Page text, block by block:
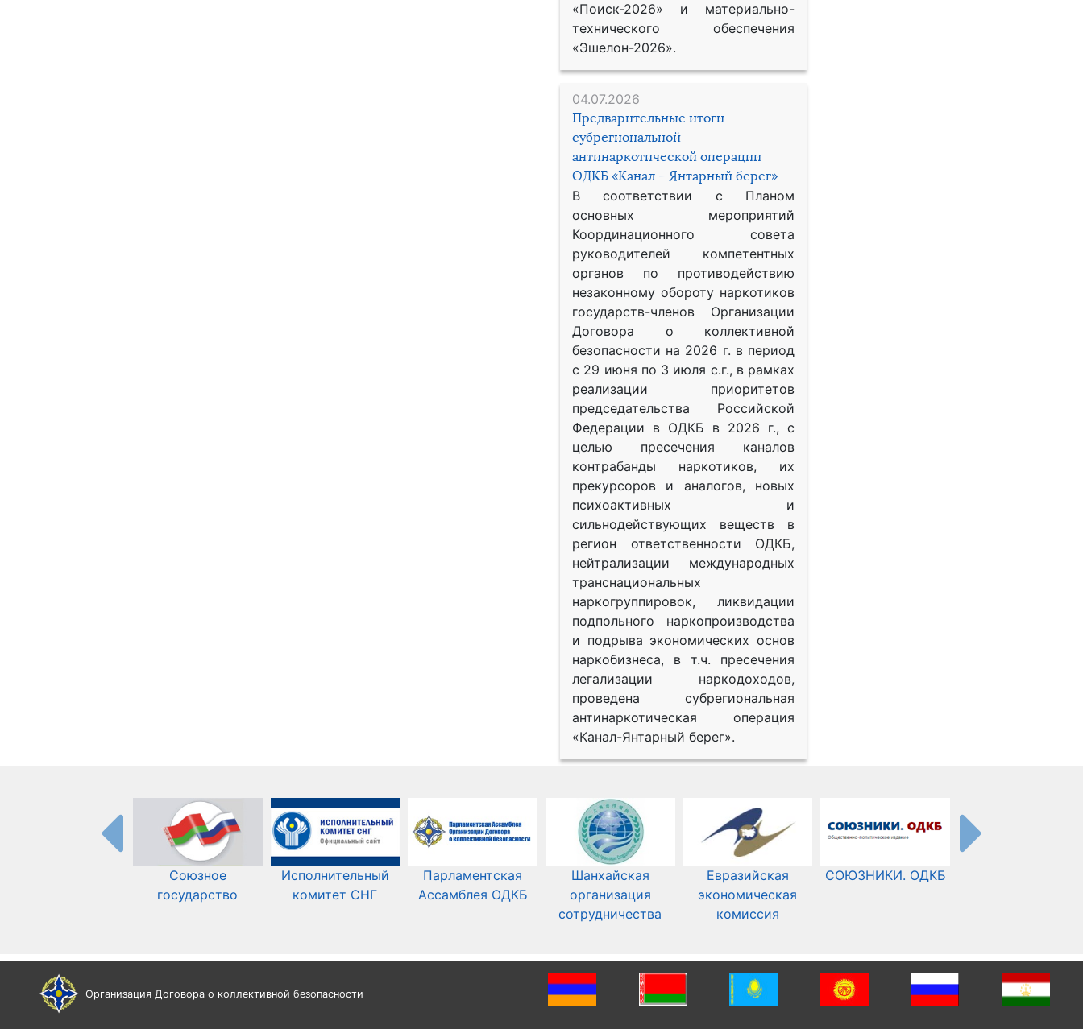
«Поиск-2026» и материально-
технического обеспечения
«Эшелон-2026».
04.07.2026
Предварительные итоги
субрегиональной
антинаркотической операции
ОДКБ «Канал – Янтарный берег»
В соответствии с Планом
основных мероприятий
Координационного совета
руководителей компетентных
органов по противодействию
незаконному обороту наркотиков
государств-членов Организации
Договора о коллективной
безопасности на 2026 г. в период
с 29 июня по 3 июля с.г., в рамках
реализации приоритетов
председательства Российской
Федерации в ОДКБ в 2026 г., с
целью пресечения каналов
контрабанды наркотиков, их
прекурсоров и аналогов, новых
психоактивных и
сильнодействующих веществ в
регион ответственности ОДКБ,
нейтрализации международных
транснациональных
наркогруппировок, ликвидации
подпольного наркопроизводства
и подрыва экономических основ
наркобизнеса, в т.ч. пресечения
легализации наркодоходов,
проведена субрегиональная
антинаркотическая операция
«Канал-Янтарный берег».
Союзное
государство
Исполнительный
комитет СНГ
Парламентская
Ассамблея ОДКБ
Шанхайская
организация
сотрудничества
Евразийская
экономическая
комиссия
СОЮЗНИКИ. ОДКБ
Организация Договора о коллективной безопасности